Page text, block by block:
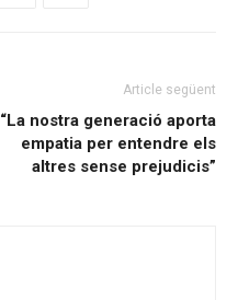
Article següent
“La nostra generació aporta
empatia per entendre els
altres sense prejudicis”